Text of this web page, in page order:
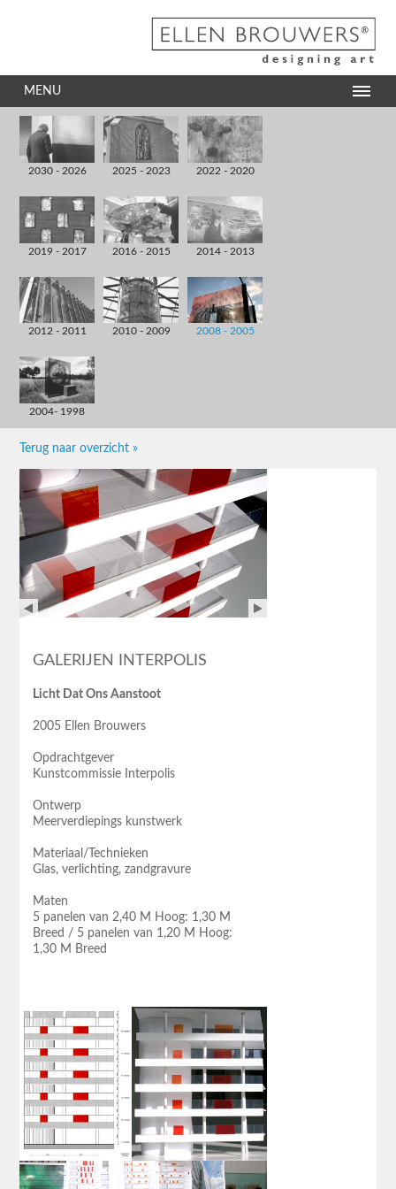
MENU
2030 - 2026 2025 - 2023 2022 - 2020
2019 - 2017 2016 - 2015 2014 - 2013
2012 - 2011 2010 - 2009 2008 - 2005
2004- 1998
Terug naar overzicht »
GALERIJEN INTERPOLIS
Licht Dat Ons Aanstoot
2005 Ellen Brouwers
Opdrachtgever
Kunstcommissie Interpolis
Ontwerp
Meerverdiepings kunstwerk
Materiaal/Technieken
Glas, verlichting, zandgravure
Maten
5 panelen van 2,40 M Hoog: 1,30 M
Breed / 5 panelen van 1,20 M Hoog:
1,30 M Breed